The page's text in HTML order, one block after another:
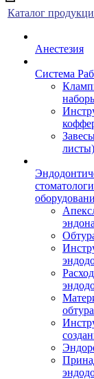
Каталог
Анестезия
Система